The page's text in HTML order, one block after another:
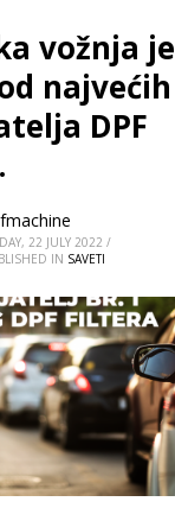
vožnja je
najvećih
DPF
22 JULY 2022 /
IN SAVETI